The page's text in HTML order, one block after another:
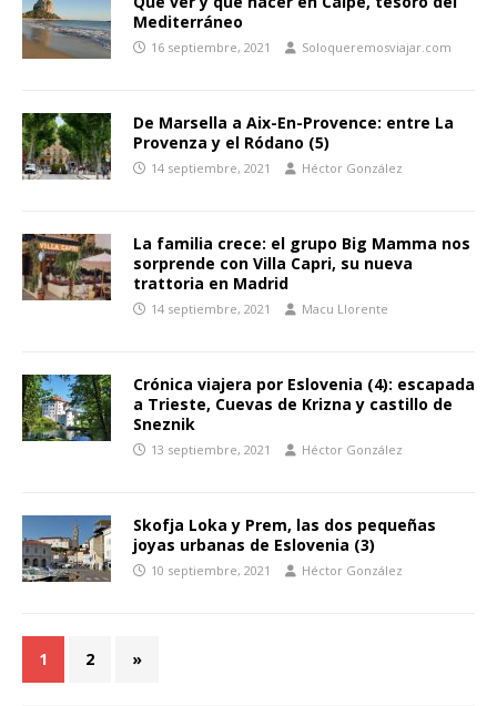
Mediterráneo
16 septiembre, 2021 Soloqueremosviajar.com
De Marsella a Aix-En-Provence: entre La
Provenza y el Ródano (5)
14 septiembre, 2021 Héctor González
La familia crece: el grupo Big Mamma nos
sorprende con Villa Capri, su nueva
trattoria en Madrid
14 septiembre, 2021 Macu Llorente
Crónica viajera por Eslovenia (4): escapada
a Trieste, Cuevas de Krizna y castillo de
Sneznik
13 septiembre, 2021 Héctor González
Skofja Loka y Prem, las dos pequeñas
joyas urbanas de Eslovenia (3)
10 septiembre, 2021 Héctor González
1 2 »